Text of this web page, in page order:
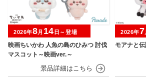
映画ちいかわ 人魚の島のひみつ 討伐
マスコット～映画ver.～
2026年8月 14 日～登場
モアナと
2026年7